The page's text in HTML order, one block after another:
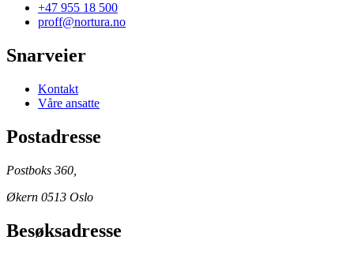
+47 955 18 500
proff@nortura.no
Snarveier
Kontakt
Våre ansatte
Postadresse
Postboks 360,
Økern 0513 Oslo
Besøksadresse